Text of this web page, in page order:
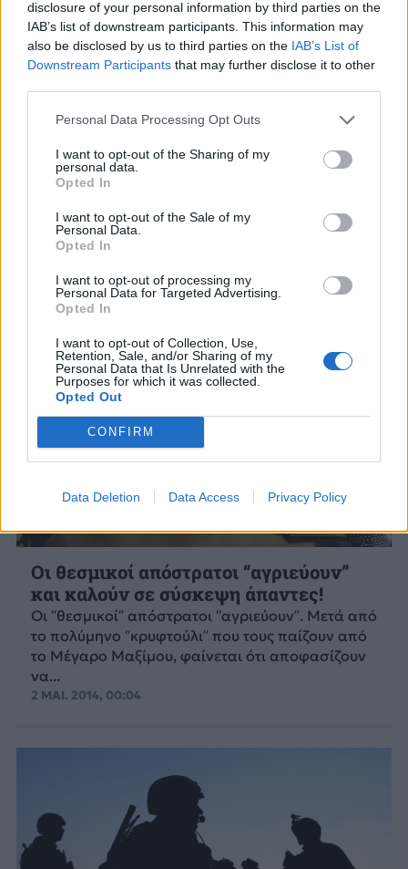
disclosure of your personal information by third parties on the
IAB’s list of downstream participants. This information may
also be disclosed by us to third parties on the IAB’s List of
Downstream Participants that may further disclose it to other
Personal Data Processing Opt Outs
I want to opt-out of the Sharing of my
personal data.
Opted In
I want to opt-out of the Sale of my
Personal Data.
Opted In
I want to opt-out of processing my
Personal Data for Targeted Advertising.
Opted In
I want to opt-out of Collection, Use,
Retention, Sale, and/or Sharing of my
Personal Data that Is Unrelated with the
Purposes for which it was collected.
Opted Out
CONFIRM
Data Deletion Data Access Privacy Policy
“Οι στρατιωτικοί δεν πρόκεται ποτέ να
Συνέντευξη Τσουκαράκη
“Κόκκινο” στον κοινωνικό αυτοματισμό άναψε
αντισυνταγματάρχης Ανέστης Τσουκαράκης.
4 ΜΑΙ. 2014, 00:01
Οι θεσμικοί απόστρατοι “αγριεύουν”
και καλούν σε σύσκεψη άπαντες!
Οι “θεσμικοί” απόστρατοι “αγριεύουν”. Μετά από
το πολύμηνο “κρυφτούλι” που τους παίζουν από
το Μέγαρο Μαξίμου, φαίνεται ότι αποφασίζουν
να...
2 ΜΑΙ. 2014, 00:04